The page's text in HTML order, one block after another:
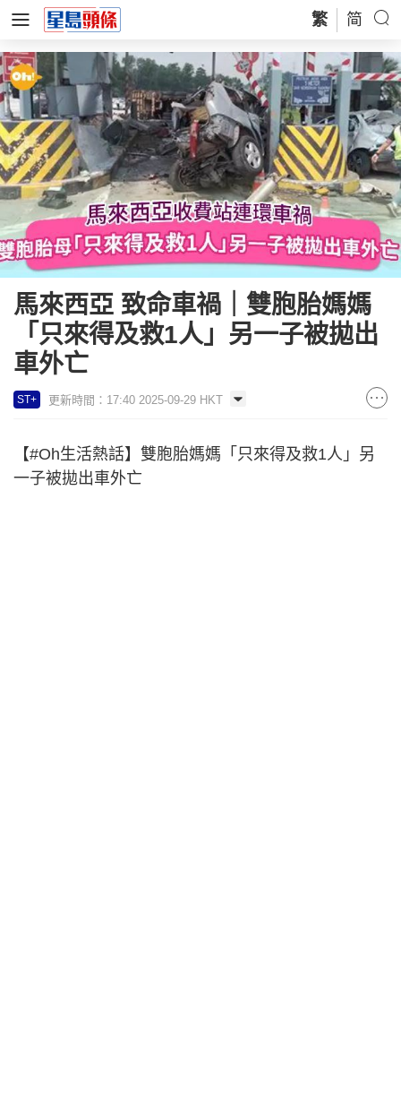
繁 简
馬來西亞 致命車禍｜雙胞胎媽媽
「只來得及救1人」另一子被拋出
車外亡
ST+ 更新時間：17:40 2025-09-29 HKT
【#Oh生活熱話】雙胞胎媽媽「只來得及救1人」另
一子被拋出車外亡